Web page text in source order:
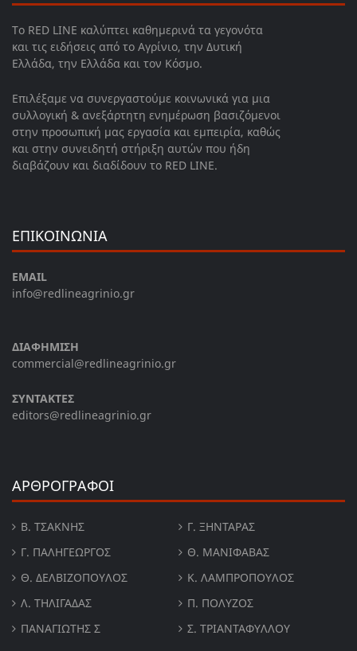
Το RED LINE καλύπτει καθημερινά τα γεγονότα
και τις ειδήσεις από το Αγρίνιο, την Δυτική
Ελλάδα, την Ελλάδα και τον Κόσμο.
Επιλέξαμε να συνεργαστούμε κοινωνικά για μια
συλλογική & ανεξάρτητη ενημέρωση βασιζόμενοι
στην προσωπική μας εργασία και εμπειρία, καθώς
και στην συνειδητή στήριξη αυτών που ήδη
διαβάζουν και διαδίδουν το RED LINE.
ΕΠΙΚΟΙΝΩΝΙΑ
EMAIL
info@redlineagrinio.gr
ΔΙΑΦΗΜΙΣΗ
commercial@redlineagrinio.gr
ΣΥΝΤΑΚΤΕΣ
editors@redlineagrinio.gr
ΑΡΘΡΟΓΡΑΦΟΙ
Β. ΤΣΆΚΝΗΣ
Γ. ΞΗΝΤΆΡΑΣ
Γ. ΠΑΛΗΓΕΏΡΓΟΣ
Θ. ΜΑΝΙΦΑΒΑΣ
Θ. ΔΕΛΒΙΖΌΠΟΥΛΟΣ
Κ. ΛΑΜΠΡΟΠΟΥΛΟΣ
Λ. ΤΗΛΙΓΑΔΑΣ
Π. ΠΟΛΎΖΟΣ
ΠΑΝΑΓΙΏΤΗΣ Σ
Σ. ΤΡΙΑΝΤΑΦΥΛΛΟΥ